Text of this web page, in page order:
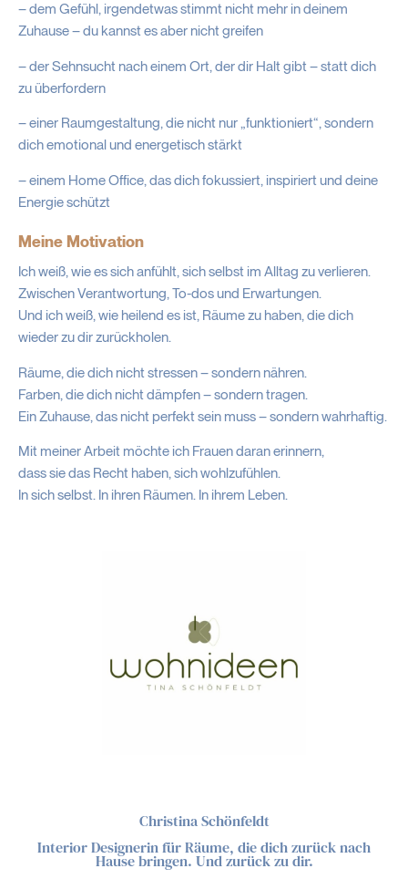
– dem Gefühl, irgendetwas stimmt nicht mehr in deinem
Zuhause – du kannst es aber nicht greifen
– der Sehnsucht nach einem Ort, der dir Halt gibt – statt dich
zu überfordern
– einer Raumgestaltung, die nicht nur „funktioniert“, sondern
dich emotional und energetisch stärkt
– einem Home Office, das dich fokussiert, inspiriert und deine
Energie schützt
Meine Motivation
Ich weiß, wie es sich anfühlt, sich selbst im Alltag zu verlieren.
Zwischen Verantwortung, To-dos und Erwartungen.
Und ich weiß, wie heilend es ist, Räume zu haben, die dich
wieder zu dir zurückholen.
Räume, die dich nicht stressen – sondern nähren.
Farben, die dich nicht dämpfen – sondern tragen.
Ein Zuhause, das nicht perfekt sein muss – sondern wahrhaftig.
Mit meiner Arbeit möchte ich Frauen daran erinnern,
dass sie das Recht haben, sich wohlzufühlen.
In sich selbst. In ihren Räumen. In ihrem Leben.
Christina Schönfeldt
Interior Designerin für Räume, die dich zurück nach
Hause bringen. Und zurück zu dir.